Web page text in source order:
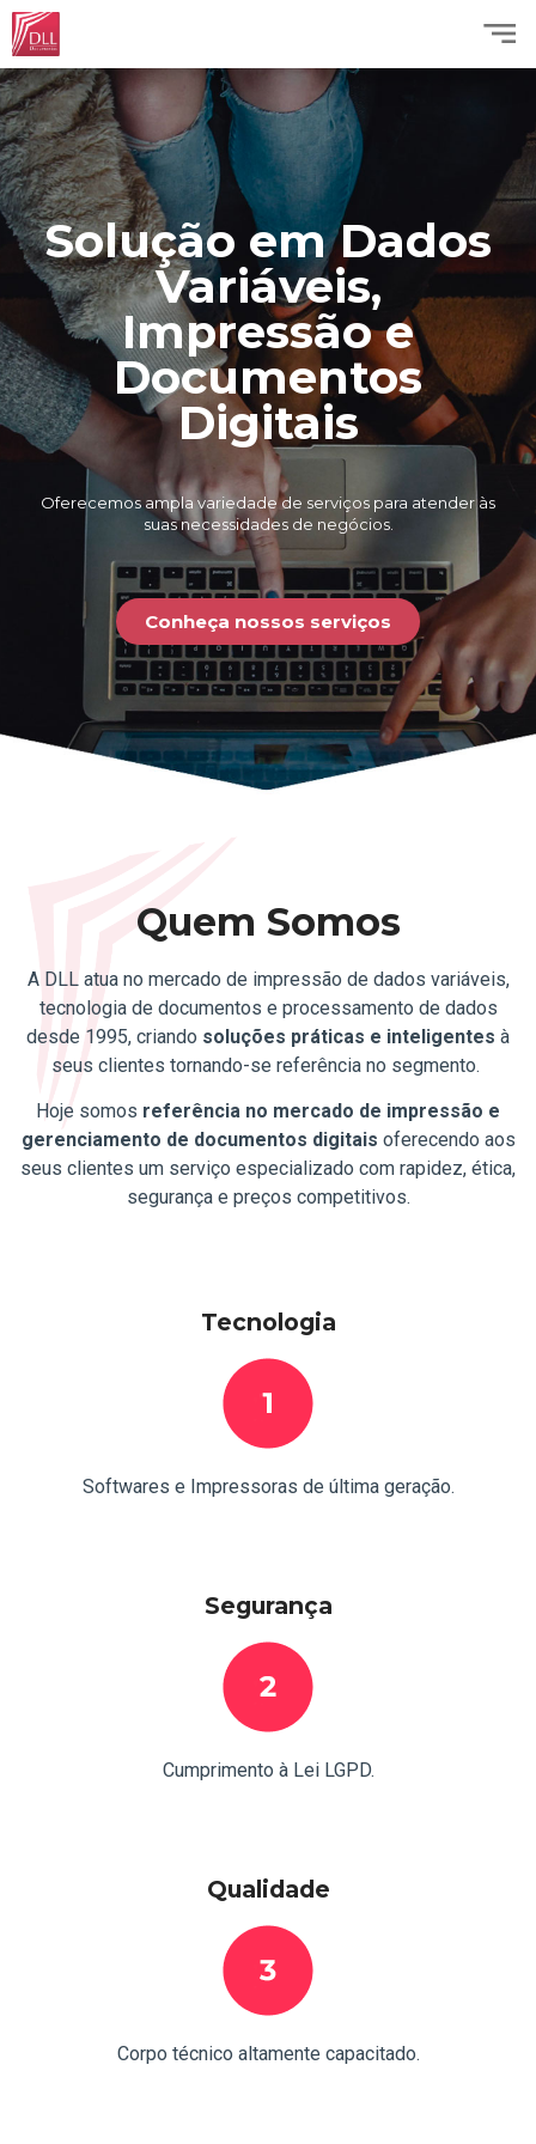
Solução em Dados
Variáveis,
Impressão e
Documentos
Digitais
Oferecemos ampla variedade de serviços para atender às
suas necessidades de negócios.
Conheça nossos serviços
Quem Somos
A DLL atua no mercado de impressão de dados variáveis,
tecnologia de documentos e processamento de dados
desde 1995, criando soluções práticas e inteligentes à
seus clientes tornando-se referência no segmento.
Hoje somos referência no mercado de impressão e
gerenciamento de documentos digitais oferecendo aos
seus clientes um serviço especializado com rapidez, ética,
segurança e preços competitivos.
Tecnologia
Softwares e Impressoras de última geração.
Segurança
Cumprimento à Lei LGPD.
Qualidade
Corpo técnico altamente capacitado.